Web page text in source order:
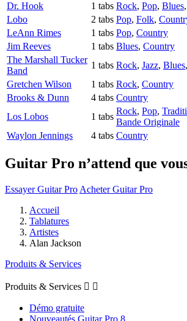
Dr. Hook
1 tabs Rock, Pop, Blues,
Lobo
2 tabs Pop, Folk,
LeAnn Rimes
1 tabs Pop, Country
Jim Reeves
1 tabs Blues, Country
The Marshall Tucker
Band
1 tabs Rock, Jazz, Blues,
Gretchen Wilson
1 tabs Rock, Country
Brooks & Dunn
4 tabs Country
Los Lobos
1 tabs
Rock, Pop,
Bande Originale
Waylon Jennings
4 tabs Country
Guitar Pro n’attend que
Essayer Guitar Pro Acheter Guitar Pro
Accueil
Tablatures
Artistes
Alan Jackson
Produits & Services
Produits & Services  
Démo gratuite
Nouveautés Guitar Pro 8